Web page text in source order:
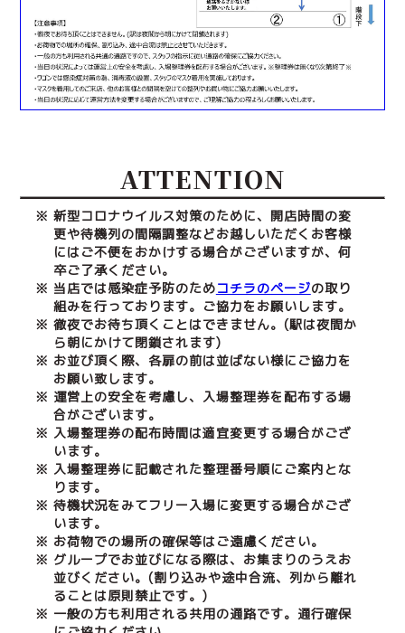
ATTENTION
※ 新型コロナウイルス対策のために、開店時間の変
更や待機列の間隔調整などお越しいただくお客様
にはご不便をおかけする場合がございますが、何
卒ご了承ください。
※ 当店では感染症予防のためコチラのページの取り
組みを行っております。ご協力をお願いします。
※ 徹夜でお待ち頂くことはできません。(駅は夜間か
ら朝にかけて閉鎖されます)
※ お並び頂く際、各扉の前は並ばない様にご協力を
お願い致します。
※ 運営上の安全を考慮し、入場整理券を配布する場
合がございます。
※ 入場整理券の配布時間は適宜変更する場合がござ
います。
※ 入場整理券に記載された整理番号順にご案内とな
ります。
※ 待機状況をみてフリー入場に変更する場合がござ
います。
※ お荷物での場所の確保等はご遠慮ください。
※ グループでお並びになる際は、お集まりのうえお
並びください。(割り込みや途中合流、列から離れ
ることは原則禁止です。)
※ 一般の方も利用される共用の通路です。通行確保